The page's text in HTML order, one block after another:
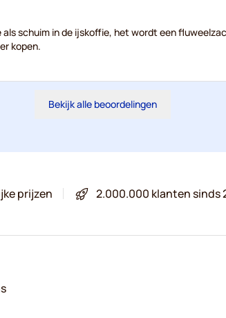
schuim in de ijskoffie, het wordt een
kopen.
Bekijk alle beoordelingen
prijzen 2.000.000 klanten sinds